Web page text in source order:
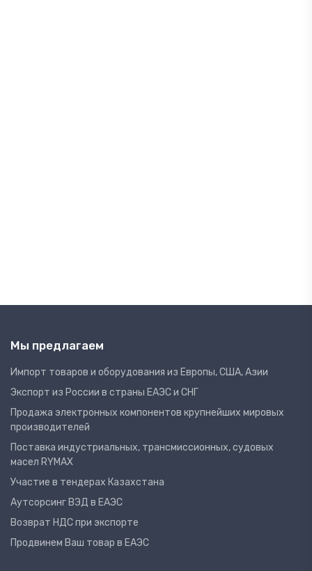
Мы предлагаем
Импорт товаров и оборудования из Европы, США, Азии
Экспорт из России в страны ЕАЭС и СНГ
Продажа электронных компонентов крупнейших мировых
производителей
Поставка индустриальных, трансмиссионных, судовых
масел RYMAX
Участие в тендерах Казахстана
Аутсорсинг ВЭД в ЕАЭС
Возврат НДС при экспорте
Продвинем Ваш товар в ЕАЭС